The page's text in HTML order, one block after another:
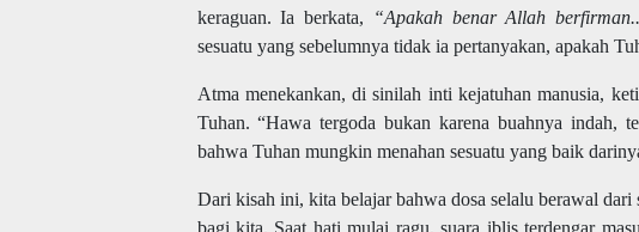
keraguan. Ia berkata,
“Apakah benar Allah
sesuatu yang sebelumnya tidak ia pertanyakan, apakah
Atma menekankan, di sinilah inti kejatuhan manusia,
Tuhan. “Hawa tergoda bukan karena buahnya indah,
bahwa Tuhan mungkin menahan sesuatu yang baik
Dari kisah ini, kita belajar bahwa dosa selalu berawal dari
bagi kita. Saat hati mulai ragu, suara iblis terdengar